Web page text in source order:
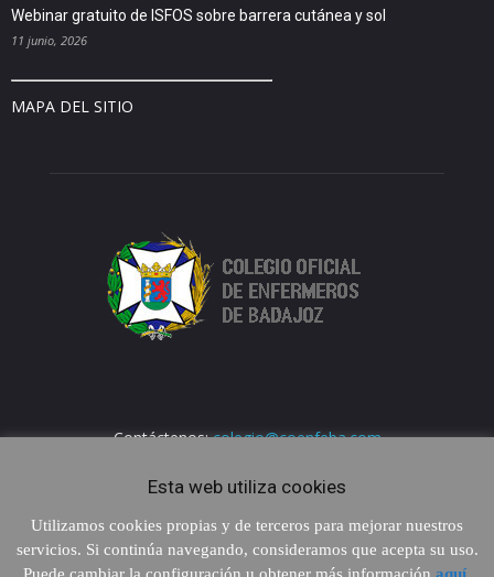
Webinar gratuito de ISFOS sobre barrera cutánea y sol
11 junio, 2026
MAPA DEL SITIO
Contáctenos:colegio@coenfeba.com
Esta web utiliza cookies
Utilizamos cookies propias y de terceros para mejorar nuestros
servicios. Si continúa navegando, consideramos que acepta su uso.